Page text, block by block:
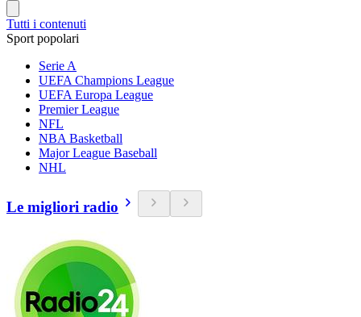
Tutti i contenuti
Sport popolari
Serie A
UEFA Champions League
UEFA Europa League
Premier League
NFL
NBA Basketball
Major League Baseball
NHL
Le migliori radio